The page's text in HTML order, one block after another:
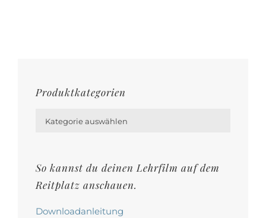
können
gewählt
werden
Produktkategorien
Kategorie auswählen
So kannst du deinen Lehrfilm auf dem
Reitplatz anschauen.
Downloadanleitung